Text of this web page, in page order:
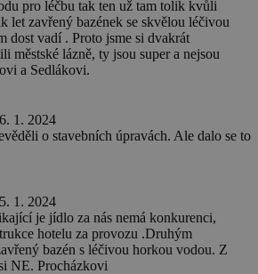
pro léčbu tak ten už tam tolik kvůli
let zavřený bazének se skvělou léčivou
dost vadí . Proto jsme si dvakrát
městské lázně, ty jsou super a nejsou
a Sedlákovi.
1. 2024
o stavebních úpravách. Ale dalo se to
1. 2024
je jídlo za nás nemá konkurenci,
hotelu za provozu .Druhým
bazén s léčivou horkou vodou. Z
NE. Procházkovi